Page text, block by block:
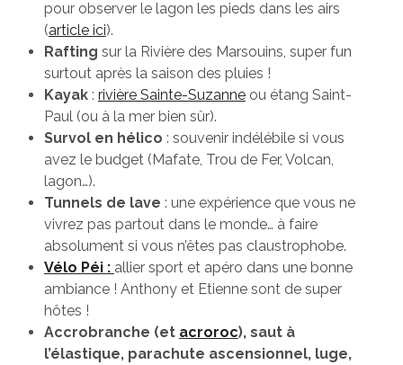
pour observer le lagon les pieds dans les airs
(article ici).
Rafting sur la Rivière des Marsouins, super fun
surtout après la saison des pluies !
Kayak: rivière Sainte-Suzanneou étang Saint-
Paul (ou à la mer bien sûr).
Survol en hélico : souvenir indélébile si vous
avez le budget (Mafate, Trou de Fer, Volcan,
lagon…).
Tunnels de lave : une expérience que vous ne
vivrez pas partout dans le monde… à faire
absolument si vous n’êtes pas claustrophobe.
Vélo Péi : allier sport et apéro dans une bonne
ambiance ! Anthony et Etienne sont de super
hôtes !
Accrobranche (et acroroc), saut à
l’élastique, parachute ascensionnel, luge,